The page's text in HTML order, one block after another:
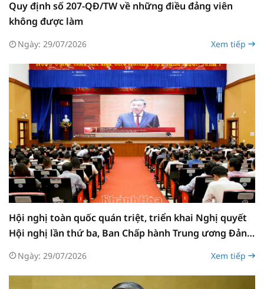
Quy định số 207-QĐ/TW về những điều đảng viên
không được làm
Ngày: 29/07/2026 Xem tiếp
Hội nghị toàn quốc quán triệt, triển khai Nghị quyết
Hội nghị lần thứ ba, Ban Chấp hành Trung ương Đảng
Ngày: 29/07/2026 Xem tiếp